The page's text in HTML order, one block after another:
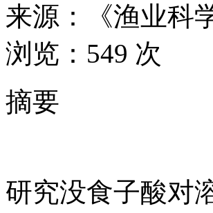
来源： 《渔业科
浏览： 549 次
摘要
研究没食子酸对